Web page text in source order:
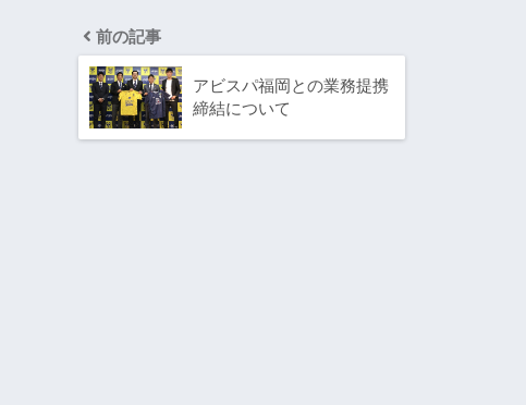
前の記事
アビスパ福岡との業務提携
締結について